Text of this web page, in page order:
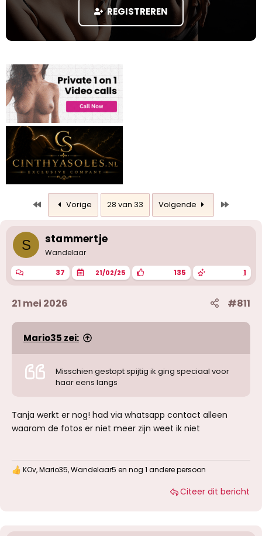
t
r
REGISTREREN
Eerste Vorige 28 van 33 Volgende
S stammertje
Wandelaar
37 21/02/25 135 1
21 mei 2026 #811
Mario35 zei:
Misschien gestopt spijtig ik ging speciaal voor
haar eens langs
Tanja werkt er nog! had via whatsapp contact alleen
waarom de fotos er niet meer zijn weet ik niet
W KOv,Mario35,Wandelaar5 en nog 1 andere persoon
Citeer dit bericht